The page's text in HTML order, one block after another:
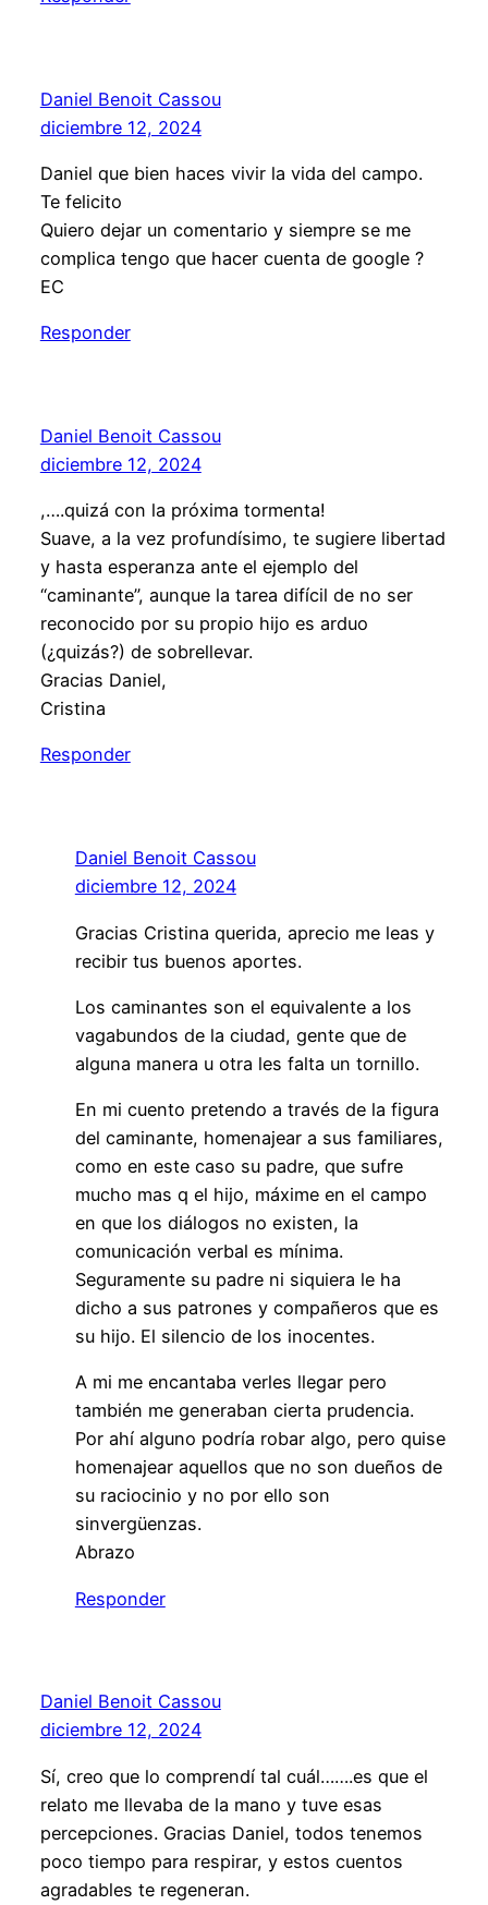
Daniel Benoit Cassou
diciembre 12, 2024
Daniel que bien haces vivir la vida del campo.
Te felicito
Quiero dejar un comentario y siempre se me
complica tengo que hacer cuenta de google ?
EC
Responder
Daniel Benoit Cassou
diciembre 12, 2024
,….quizá con la próxima tormenta!
Suave, a la vez profundísimo, te sugiere libertad
y hasta esperanza ante el ejemplo del
“caminante”, aunque la tarea difícil de no ser
reconocido por su propio hijo es arduo
(¿quizás?) de sobrellevar.
Gracias Daniel,
Cristina
Responder
Daniel Benoit Cassou
diciembre 12, 2024
Gracias Cristina querida, aprecio me leas y
recibir tus buenos aportes.
Los caminantes son el equivalente a los
vagabundos de la ciudad, gente que de
alguna manera u otra les falta un tornillo.
En mi cuento pretendo a través de la figura
del caminante, homenajear a sus familiares,
como en este caso su padre, que sufre
mucho mas q el hijo, máxime en el campo
en que los diálogos no existen, la
comunicación verbal es mínima.
Seguramente su padre ni siquiera le ha
dicho a sus patrones y compañeros que es
su hijo. El silencio de los inocentes.
A mi me encantaba verles llegar pero
también me generaban cierta prudencia.
Por ahí alguno podría robar algo, pero quise
homenajear aquellos que no son dueños de
su raciocinio y no por ello son
sinvergüenzas.
Abrazo
Responder
Daniel Benoit Cassou
diciembre 12, 2024
Sí, creo que lo comprendí tal cuál…….es que el
relato me llevaba de la mano y tuve esas
percepciones. Gracias Daniel, todos tenemos
poco tiempo para respirar, y estos cuentos
agradables te regeneran.